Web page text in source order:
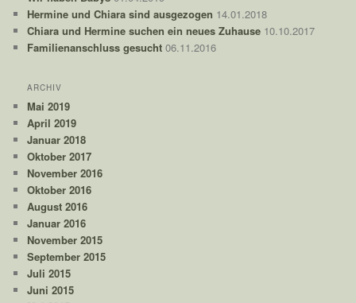
Hermine und Chiara sind ausgezogen 14.01.2018
Chiara und Hermine suchen ein neues Zuhause 10.10.2017
Familienanschluss gesucht 06.11.2016
ARCHIV
Mai 2019
April 2019
Januar 2018
Oktober 2017
November 2016
Oktober 2016
August 2016
Januar 2016
November 2015
September 2015
Juli 2015
Juni 2015